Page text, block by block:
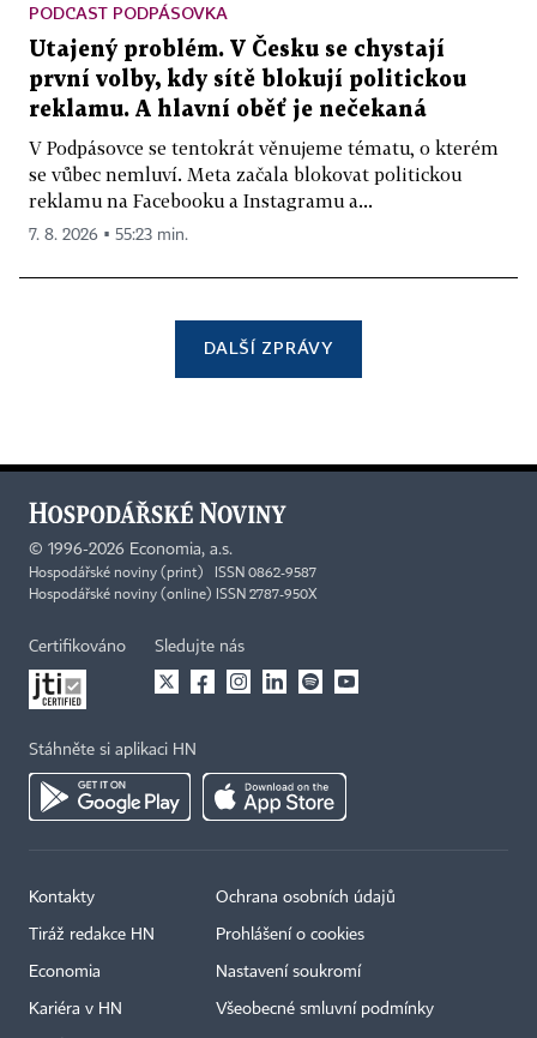
PODCAST PODPÁSOVKA
Utajený problém. V Česku se chystají
první volby, kdy sítě blokují politickou
reklamu. A hlavní oběť je nečekaná
V Podpásovce se tentokrát věnujeme tématu, o kterém
se vůbec nemluví. Meta začala blokovat politickou
reklamu na Facebooku a Instagramu a...
7. 8. 2026 ▪ 55:23 min.
DALŠÍ ZPRÁVY
© 1996-2026 Economia, a.s.
Hospodářské noviny (print) ISSN 0862-9587
Hospodářské noviny (online) ISSN 2787-950X
Certifikováno Sledujte nás
Stáhněte si aplikaci HN
Kontakty
Tiráž redakce HN
Economia
Kariéra v HN
Ochrana osobních údajů
Prohlášení o cookies
Nastavení soukromí
Všeobecné smluvní podmínky